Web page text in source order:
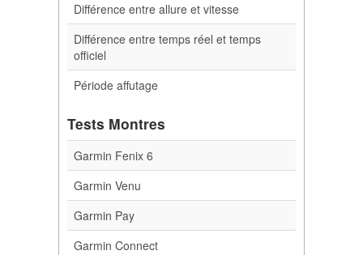
Différence entre allure et vitesse
Différence entre temps réel et temps
officiel
Période affutage
Tests Montres
Garmin Fenix 6
Garmin Venu
Garmin Pay
Garmin Connect